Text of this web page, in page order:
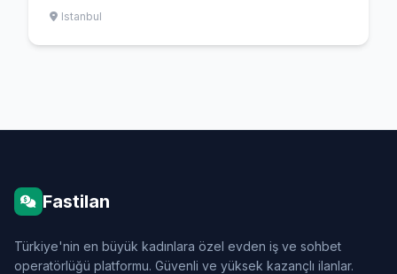
Istanbul
Fastilan
Türkiye'nin en büyük kadınlara özel evden iş ve sohbet
operatörlüğü platformu. Güvenli ve yüksek kazançlı ilanlar.